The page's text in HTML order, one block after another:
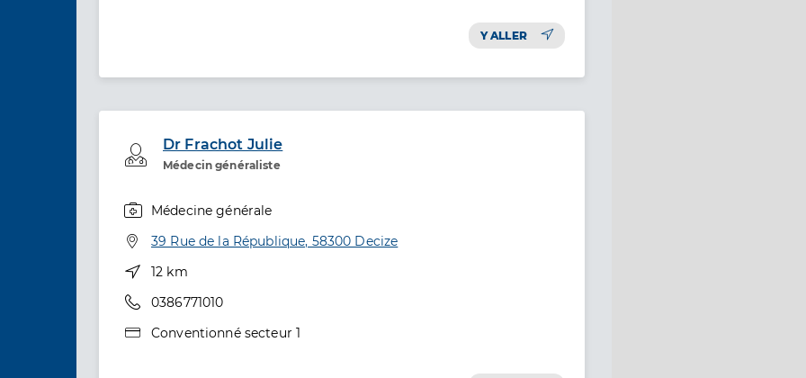
Y ALLER
Dr Frachot Julie
Médecin généraliste
Professionel de santé
Médecine générale
Adresse
39 Rue de la République, 58300 Decize
Distance
12 km
Téléphone
0386771010
Type de convention
Conventionné secteur 1